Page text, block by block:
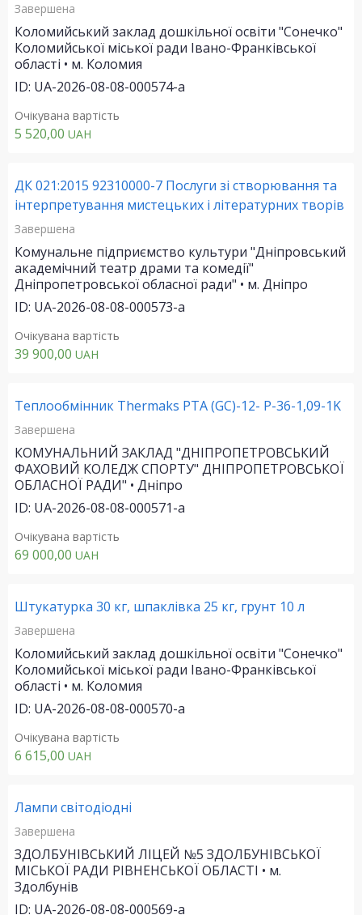
Завершена
Коломийський заклад дошкільної освіти "Сонечко"
Коломийської міської ради Івано-Франківської
області • м. Коломия
ID: UA-2026-08-08-000574-a
Очікувана вартість
5 520,00 UAH
ДК 021:2015 92310000-7 Послуги зі створювання та
інтерпретування мистецьких і літературних творів
Завершена
Комунальне підприємство культури "Дніпровський
академічний театр драми та комедії"
Дніпропетровської обласної ради" • м. Дніпро
ID: UA-2026-08-08-000573-a
Очікувана вартість
39 900,00 UAH
Теплообмінник Thermaks PTA (GC)-12- P-36-1,09-1K
Завершена
КОМУНАЛЬНИЙ ЗАКЛАД "ДНІПРОПЕТРОВСЬКИЙ
ФАХОВИЙ КОЛЕДЖ СПОРТУ" ДНІПРОПЕТРОВСЬКОЇ
ОБЛАСНОЇ РАДИ" • Дніпро
ID: UA-2026-08-08-000571-a
Очікувана вартість
69 000,00 UAH
Штукатурка 30 кг, шпаклівка 25 кг, грунт 10 л
Завершена
Коломийський заклад дошкільної освіти "Сонечко"
Коломийської міської ради Івано-Франківської
області • м. Коломия
ID: UA-2026-08-08-000570-a
Очікувана вартість
6 615,00 UAH
Лампи світодіодні
Завершена
ЗДОЛБУНІВСЬКИЙ ЛІЦЕЙ №5 ЗДОЛБУНІВСЬКОЇ
МІСЬКОЇ РАДИ РІВНЕНСЬКОЇ ОБЛАСТІ • м.
Здолбунів
ID: UA-2026-08-08-000569-a